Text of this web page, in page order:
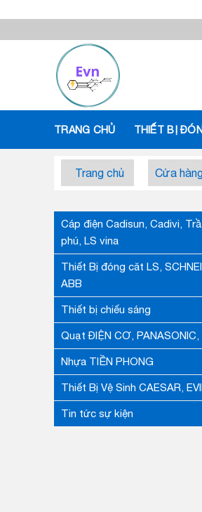
content
TRANG CHỦ THIẾT BỊ
Trang chủ Cửa
Cáp điện Cadisun, Cadivi,
phú, LS vina
Thiết Bị đóng căt LS,
ABB
Thiết bị chiếu sáng
Quạt ĐIỆN CƠ, PANASONIC,
Nhựa TIỀN PHONG
Thiết Bị Vệ Sinh CAESAR,
Tin tức sự kiện